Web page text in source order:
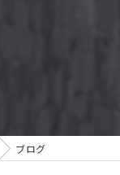
ー沖縄
ブログ